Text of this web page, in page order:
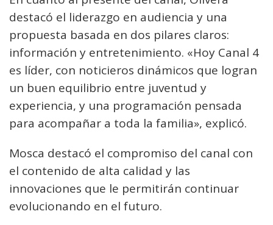
destacó el liderazgo en audiencia y una
propuesta basada en dos pilares claros:
información y entretenimiento. «Hoy Canal 4
es líder, con noticieros dinámicos que logran
un buen equilibrio entre juventud y
experiencia, y una programación pensada
para acompañar a toda la familia», explicó.
Mosca destacó el compromiso del canal con
el contenido de alta calidad y las
innovaciones que le permitirán continuar
evolucionando en el futuro.